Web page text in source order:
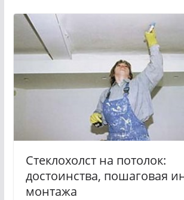
Стеклохолст на потолок:
достоинства, пошаговая
монтажа